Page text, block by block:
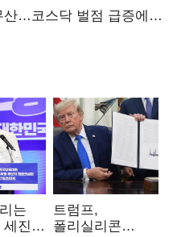
수
산…코스닥 벌점 급증에
는
진
트럼프,
폴리실리콘